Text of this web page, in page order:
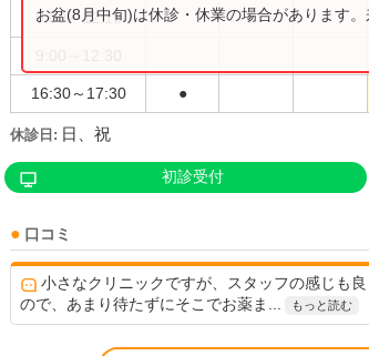
9:00～12:15
16:30～17:30 ●
お盆(8月中旬)は休診・休業の場合があります
休診日: 日、祝
初診受付
口コミ
小さなクリニックですが、スタッフの感じも
ので、あまり待たずにそこでお薬ま...
もっと読む